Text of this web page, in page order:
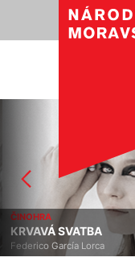
ČINOHRA
KRVAVÁ SVATBA
Federico García Lorca